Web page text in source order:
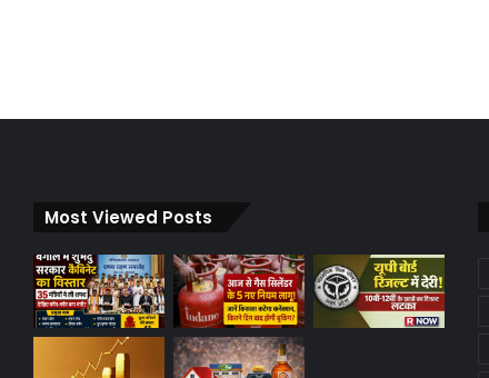
Most Viewed Posts